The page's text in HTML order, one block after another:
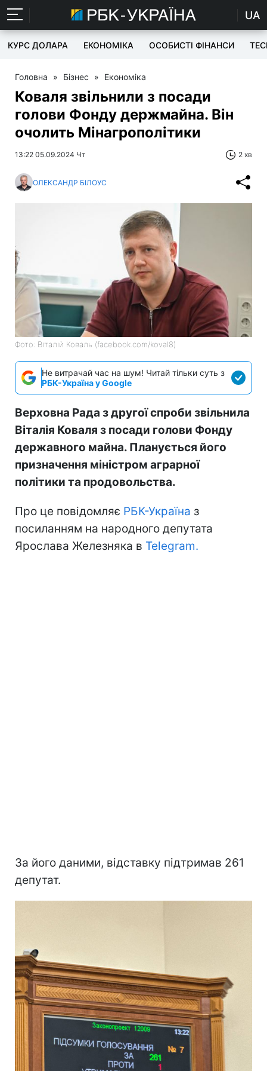
UA
КУРС ДОЛАРА ЕКОНОМІКА ОСОБИСТІ ФІНАНСИ
Головна » Бізнес » Економіка
Коваля звільнили з посади
голови Фонду держмайна. Він
очолить Мінагрополітики
13:22 05.09.2024 Чт 2 хв
ОЛЕКСАНДР БІЛОУС
Фото: Віталій Коваль (facebook.com/koval8)
Не витрачай час на шум! Читай тільки суть з
РБК-Україна у Google
Верховна Рада з другої спроби звільнила
Віталія Коваля з посади голови Фонду
державного майна. Планується його
призначення міністром аграрної
політики та продовольства.
Про це повідомляє РБК-Україна з
посиланням на народного депутата
Ярослава Железняка в Telegram.
За його даними, відставку підтримав 261
депутат.